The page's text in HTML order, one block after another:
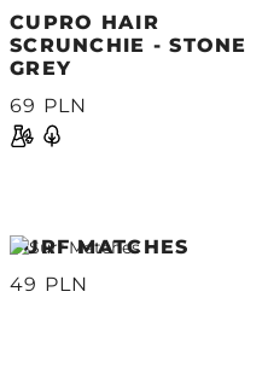
CUPRO HAIR
SCRUNCHIE - STONE
GREY
69 PLN
SURF MATCHES
49 PLN